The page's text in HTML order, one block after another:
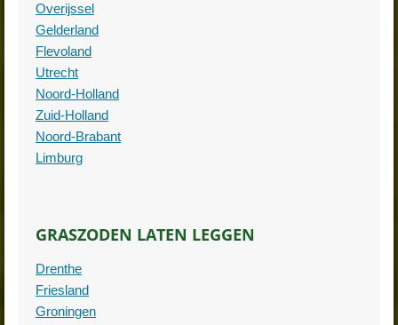
Overijssel
Gelderland
Flevoland
Utrecht
Noord-Holland
Zuid-Holland
Noord-Brabant
Limburg
GRASZODEN LATEN LEGGEN
Drenthe
Friesland
Groningen